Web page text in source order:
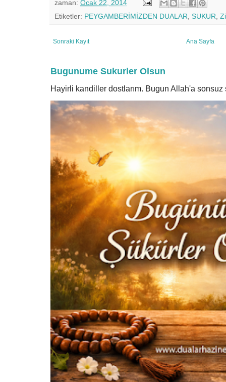
zaman: Ocak 22, 2014
Etiketler: PEYGAMBERİMİZDEN DUALAR SUKUR
Sonraki Kayıt Ana Sayfa
Bugunume Sukurler Olsun
Hayirli kandiller dostlarım. Bugun Allah'a